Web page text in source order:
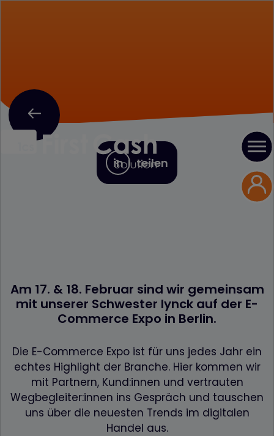
in teilen
Am 17. & 18. Februar sind wir gemeinsam
mit unserer Schwester lynck auf der E-
Commerce Expo in Berlin.
Die E-Commerce Expo ist für uns jedes Jahr ein
echtes Highlight der Branche. Hier kommen wir
mit Partnern, Kund:innen und vertrauten
Wegbegleiter:innen ins Gespräch und tauschen
uns über die neuesten Trends im digitalen
Handel aus.